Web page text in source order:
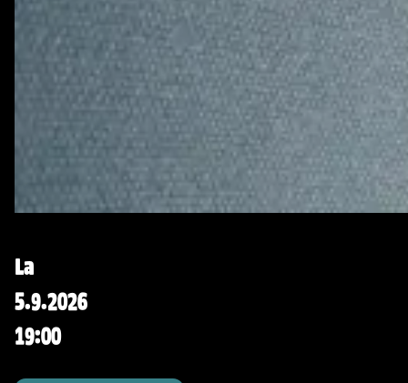
La
5.9.2026
19:00